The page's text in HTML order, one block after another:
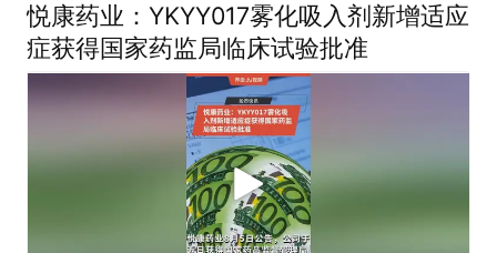
悦康药业：YKYY017雾化吸入剂新增适应
症获得国家药监局临床试验批准